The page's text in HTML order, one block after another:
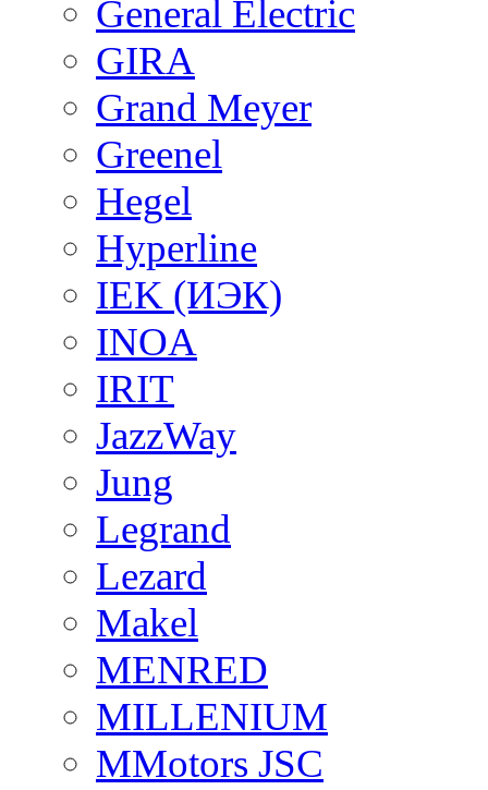
General Electric
GIRA
Grand Meyer
Greenel
Hegel
Hyperline
IEK (ИЭК)
INOA
IRIT
JazzWay
Jung
Legrand
Lezard
Makel
MENRED
MILLENIUM
MMotors JSC